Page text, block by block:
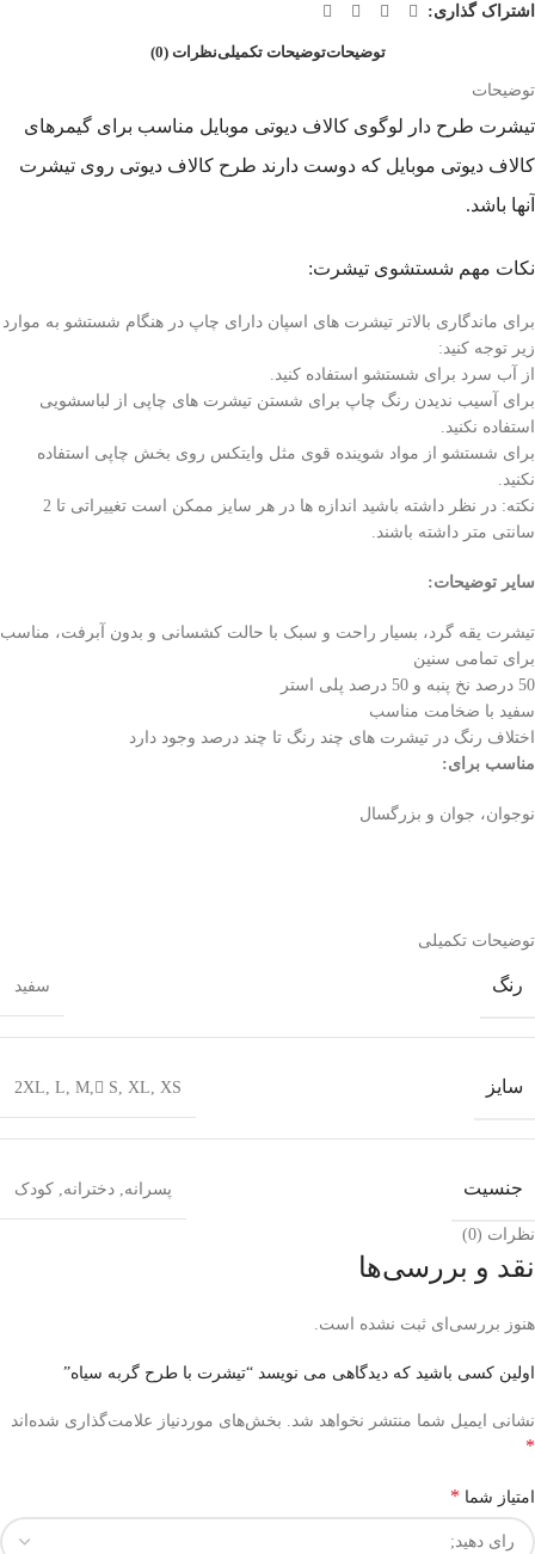
اشتراک گذاری:
توضیحاتتوضیحات تکمیلینظرات (0)
توضیحات
تیشرت طرح دار لوگوی کالاف دیوتی موبایل مناسب برای گیمرهای
کالاف دیوتی موبایل که دوست دارند طرح کالاف دیوتی روی تیشرت
آنها باشد.
نکات مهم شستشوی تیشرت:
برای ماندگاری بالاتر تیشرت های اسپان دارای چاپ در هنگام شستشو به موارد
زیر توجه کنید:
از آب سرد برای شستشو استفاده کنید.
برای آسیب ندیدن رنگ چاپ برای شستن تیشرت های چاپی از لباسشویی
استفاده نکنید.
برای شستشو از مواد شوینده قوی مثل وایتکس روی بخش چاپی استفاده
نکنید.
نکته: در نظر داشته باشید اندازه ها در هر سایز ممکن است تغییراتی تا 2
سانتی متر داشته باشند.
سایر توضیحات:
تیشرت یقه گرد، بسیار راحت و سبک با حالت کشسانی و بدون آبرفت، مناسب
برای تمامی سنین
50 درصد نخ پنبه و 50 درصد پلی استر
سفید با ضخامت مناسب
اختلاف رنگ در تیشرت های چند رنگ تا چند درصد وجود دارد
مناسب برای:
نوجوان، جوان و بزرگسال
توضیحات تکمیلی
رنگ سفید
سایز 2XL L M , ُS XL XS
جنسیت پسرانه دخترانه کودک
نظرات (0)
نقد و بررسی‌ها
هنوز بررسی‌ای ثبت نشده است.
اولین کسی باشید که دیدگاهی می نویسد “تیشرت با طرح گربه سیاه”
نشانی ایمیل شما منتشر نخواهد شد. بخش‌های موردنیاز علامت‌گذاری شده‌اند
*
امتیاز شما *